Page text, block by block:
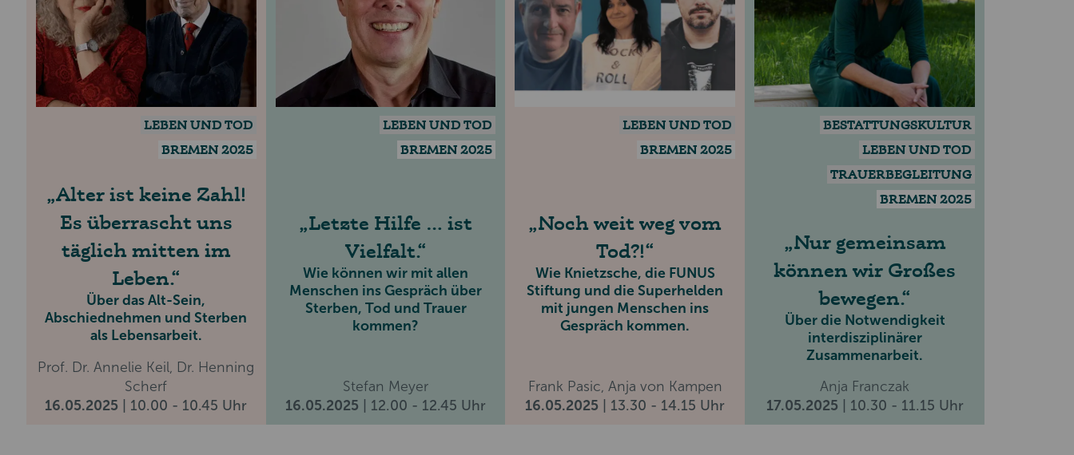
LEBEN UND TOD
BREMEN 2025
Alter ist keine Zahl!
Es überrascht uns
täglich mitten im
Leben.
Über das Alt-Sein,
Abschiednehmen und Sterben
als Lebensarbeit.
Prof. Dr. Annelie Keil, Dr. Henning
Scherf
16.05.2025
| 10.00 - 10.45 Uhr
LEBEN UND TOD
BREMEN 2025
Letzte Hilfe … ist
Vielfalt.
Wie können wir mit allen
Menschen ins Gespräch über
Sterben, Tod und Trauer
kommen?
Stefan Meyer
16.05.2025
| 12.00 - 12.45 Uhr
LEBEN UND TOD
BREMEN 2025
Noch weit weg vom
Tod?!
Wie Knietzsche, die FUNUS
Stiftung und die Superhelden
mit jungen Menschen ins
Gespräch kommen.
Frank Pasic, Anja von Kampen
16.05.2025
| 13.30 - 14.15 Uhr
BESTATTUNGSKULTUR
LEBEN UND TOD
TRAUERBEGLEITUNG
BREMEN 2025
Nur gemeinsam
können wir Großes
bewegen.
Über die Notwendigkeit
interdisziplinärer
Zusammenarbeit.
Anja Franczak
17.05.2025
| 10.30 - 11.15 Uhr